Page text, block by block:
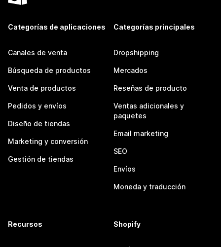
Categorías de aplicaciones
Canales de venta
Búsqueda de productos
Venta de productos
Pedidos y envíos
Diseño de tiendas
Marketing y conversión
Gestión de tiendas
Categorías principales
Dropshipping
Mercados
Reseñas de producto
Ventas adicionales y
paquetes
Email marketing
SEO
Envíos
Moneda y traducción
Recursos Shopify